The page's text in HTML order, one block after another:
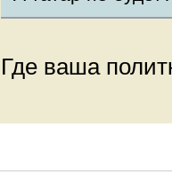
Где ваша